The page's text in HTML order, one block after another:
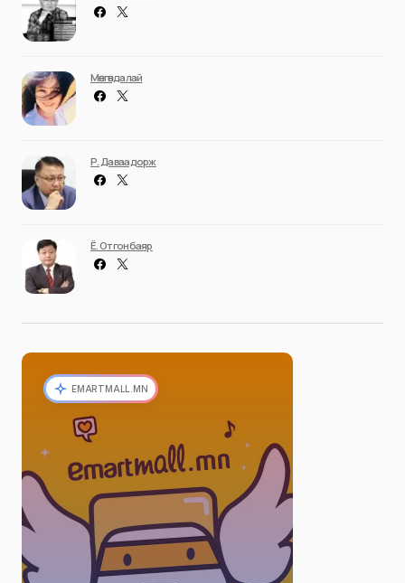
Мөнгөндалай
Р. Даваадорж
Ё. Отгонбаяр
EMARTMALL.MN